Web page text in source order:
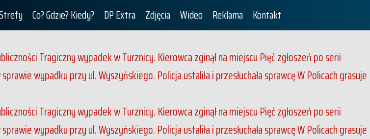
Co? Gdzie? Kiedy? DP Extra Zdjęcia Wideo Reklama Kontakt
Tragiczny wypadek w Turznicy. Kierowca zginął na miejscu Pięć zgłoszeń po serii
wypadku przy ul. Wyszyńskiego. Policja ustaliła i przesłuchała sprawcęW Policach grasuje
Tragiczny wypadek w Turznicy. Kierowca zginął na miejscu Pięć zgłoszeń po serii
wypadku przy ul. Wyszyńskiego. Policja ustaliła i przesłuchała sprawcęW Policach grasuje